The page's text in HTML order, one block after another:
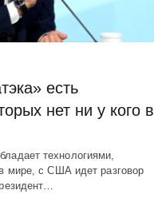
есть
нет ни у кого в
технологиями,
мире, с США идет разговор